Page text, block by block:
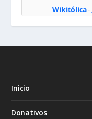
Wikitólica·
Inicio
Donativos